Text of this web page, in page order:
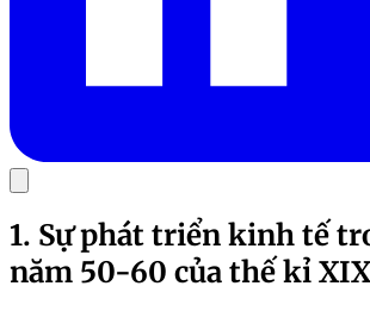
1. Sự phát triển kinh tế
năm 50-60 của thế kỉ